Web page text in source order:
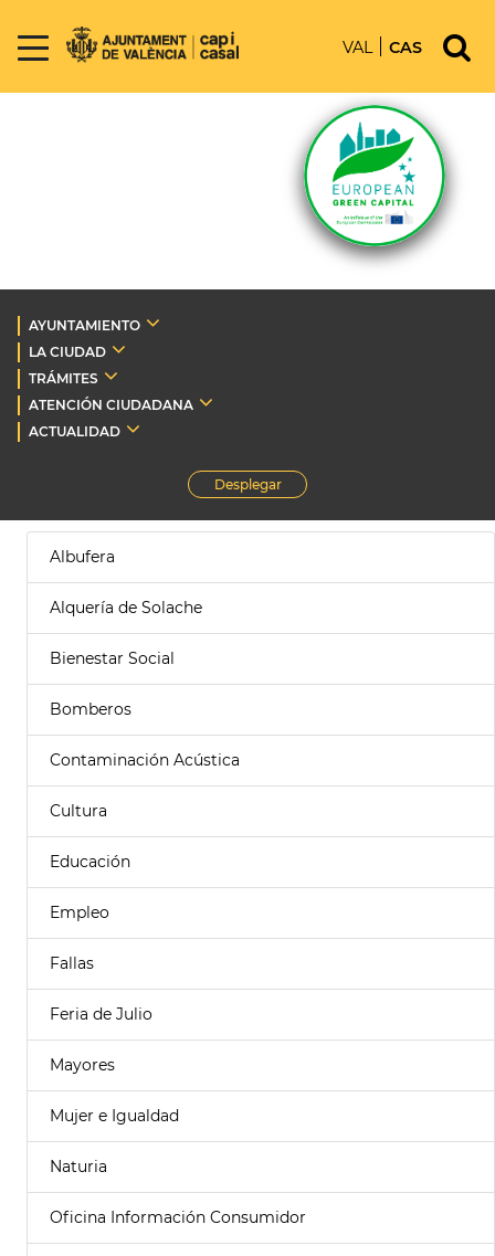
VAL CAS
AYUNTAMIENTO
LA CIUDAD
TRÁMITES
ATENCIÓN CIUDADANA
ACTUALIDAD
Desplegar
Albufera
Alquería de Solache
Bienestar Social
Bomberos
Contaminación Acústica
Cultura
Educación
Empleo
Fallas
Feria de Julio
Mayores
Mujer e Igualdad
Naturia
Oficina Información Consumidor